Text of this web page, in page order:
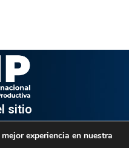
sitio
experiencia en nuestra